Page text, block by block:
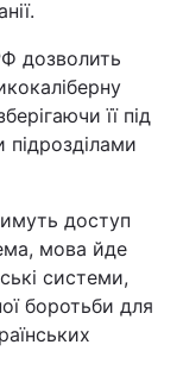
дозволить
її під
доступ
мова йде
системи,
боротьби для